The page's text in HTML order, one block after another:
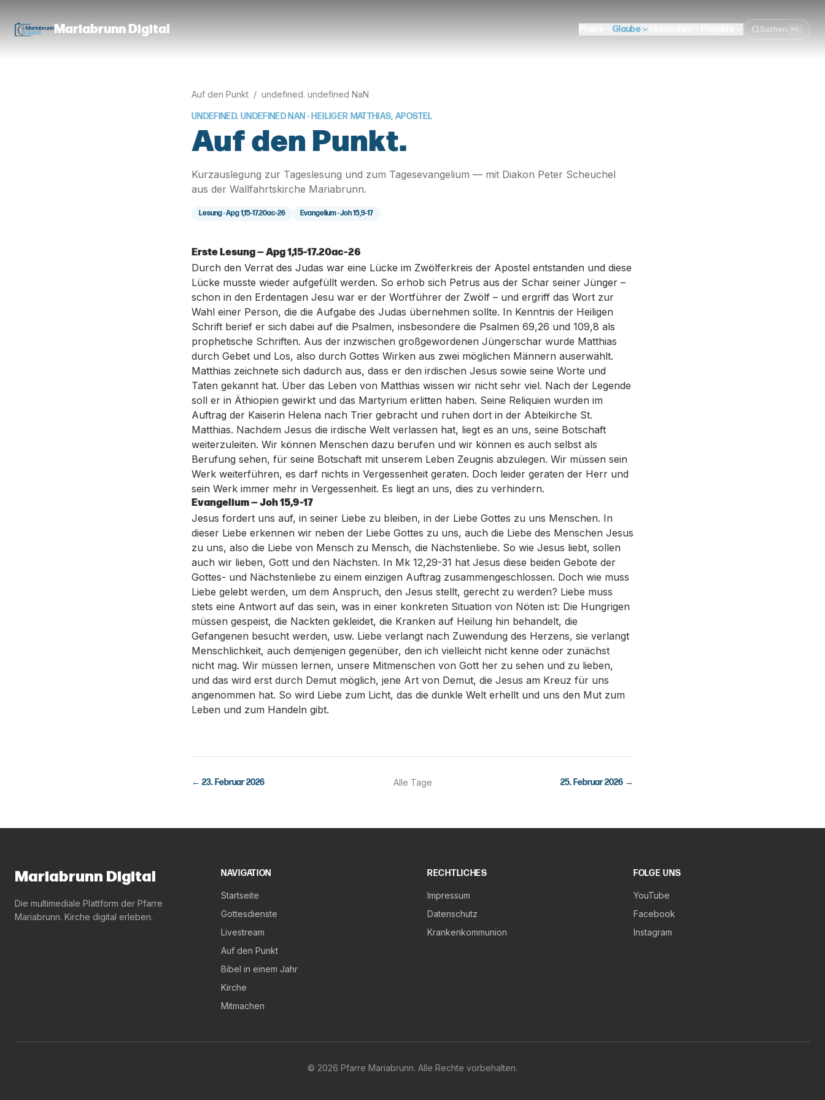
Mariabrunn Digital Glaube Suchen ⌘K
Auf den Punkt / undefined. undefined NaN
UNDEFINED. UNDEFINED NAN · HEILIGER MATTHIAS, APOSTEL
Auf den Punkt.
Kurzauslegung zur Tageslesung und zum Tagesevangelium — mit Diakon Peter Scheuchel
aus der Wallfahrtskirche Mariabrunn.
Lesung ·Apg 1,15-17.20ac-26 Evangelium ·Joh 15,9-17
Erste Lesung — Apg 1,15-17.20ac-26
Durch den Verrat des Judas war eine Lücke im Zwölferkreis der Apostel entstanden und diese
Lücke musste wieder aufgefüllt werden. So erhob sich Petrus aus der Schar seiner Jünger –
schon in den Erdentagen Jesu war er der Wortführer der Zwölf – und ergriff das Wort zur
Wahl einer Person, die die Aufgabe des Judas übernehmen sollte. In Kenntnis der Heiligen
Schrift berief er sich dabei auf die Psalmen, insbesondere die Psalmen 69,26 und 109,8 als
prophetische Schriften. Aus der inzwischen großgewordenen Jüngerschar wurde Matthias
durch Gebet und Los, also durch Gottes Wirken aus zwei möglichen Männern auserwählt.
Matthias zeichnete sich dadurch aus, dass er den irdischen Jesus sowie seine Worte und
Taten gekannt hat. Über das Leben von Matthias wissen wir nicht sehr viel. Nach der Legende
soll er in Äthiopien gewirkt und das Martyrium erlitten haben. Seine Reliquien wurden im
Auftrag der Kaiserin Helena nach Trier gebracht und ruhen dort in der Abteikirche St.
Matthias. Nachdem Jesus die irdische Welt verlassen hat, liegt es an uns, seine Botschaft
weiterzuleiten. Wir können Menschen dazu berufen und wir können es auch selbst als
Berufung sehen, für seine Botschaft mit unserem Leben Zeugnis abzulegen. Wir müssen sein
Werk weiterführen, es darf nichts in Vergessenheit geraten. Doch leider geraten der Herr und
sein Werk immer mehr in Vergessenheit. Es liegt an uns, dies zu verhindern.
Evangelium — Joh 15,9-17
Jesus fordert uns auf, in seiner Liebe zu bleiben, in der Liebe Gottes zu uns Menschen. In
dieser Liebe erkennen wir neben der Liebe Gottes zu uns, auch die Liebe des Menschen Jesus
zu uns, also die Liebe von Mensch zu Mensch, die Nächstenliebe. So wie Jesus liebt, sollen
auch wir lieben, Gott und den Nächsten. In Mk 12,29-31 hat Jesus diese beiden Gebote der
Gottes- und Nächstenliebe zu einem einzigen Auftrag zusammengeschlossen. Doch wie muss
Liebe gelebt werden, um dem Anspruch, den Jesus stellt, gerecht zu werden? Liebe muss
stets eine Antwort auf das sein, was in einer konkreten Situation von Nöten ist: Die Hungrigen
müssen gespeist, die Nackten gekleidet, die Kranken auf Heilung hin behandelt, die
Gefangenen besucht werden, usw. Liebe verlangt nach Zuwendung des Herzens, sie verlangt
Menschlichkeit, auch demjenigen gegenüber, den ich vielleicht nicht kenne oder zunächst
nicht mag. Wir müssen lernen, unsere Mitmenschen von Gott her zu sehen und zu lieben,
und das wird erst durch Demut möglich, jene Art von Demut, die Jesus am Kreuz für uns
angenommen hat. So wird Liebe zum Licht, das die dunkle Welt erhellt und uns den Mut zum
Leben und zum Handeln gibt.
← 23. Februar 2026 Alle Tage 25. Februar 2026 →
Mariabrunn Digital
Die multimediale Plattform der Pfarre
Mariabrunn. Kirche digital erleben.
NAVIGATION
Startseite
Gottesdienste
Livestream
Auf den Punkt
Bibel in einem Jahr
Kirche
Mitmachen
RECHTLICHES
Impressum
Datenschutz
Krankenkommunion
FOLGE UNS
YouTube
Facebook
Instagram
© 2026 Pfarre Mariabrunn. Alle Rechte vorbehalten.